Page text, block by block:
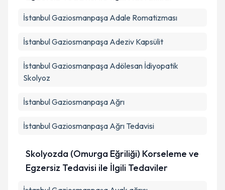
İstanbul Gaziosmanpaşa Adale Romatizması
İstanbul Gaziosmanpaşa Adeziv Kapsülit
İstanbul Gaziosmanpaşa Adölesan İdiyopatik
Skolyoz
İstanbul Gaziosmanpaşa Ağrı
İstanbul Gaziosmanpaşa Ağrı Tedavisi
Skolyozda (Omurga Eğriliği) Korseleme ve
Egzersiz Tedavisi ile İlgili Tedaviler